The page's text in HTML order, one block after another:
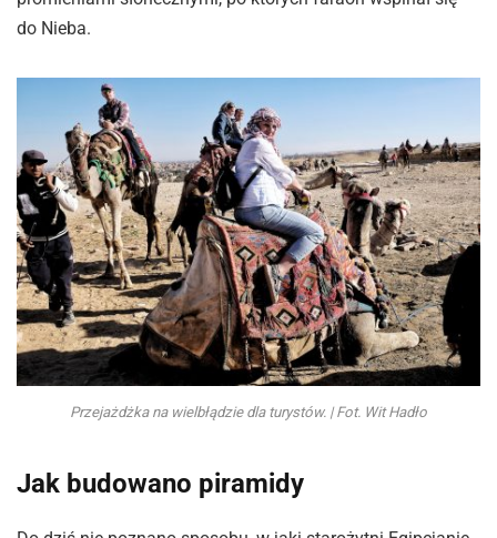
do Nieba.
Przejażdżka na wielbłądzie dla turystów. | Fot. Wit Hadło
Jak budowano piramidy